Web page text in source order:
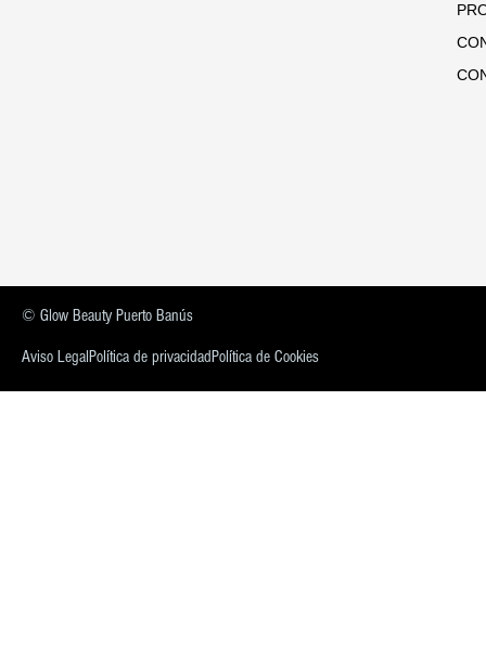
© Glow Beauty Puerto Banús
Aviso Legal Política de privacidadPolítica de Cookies